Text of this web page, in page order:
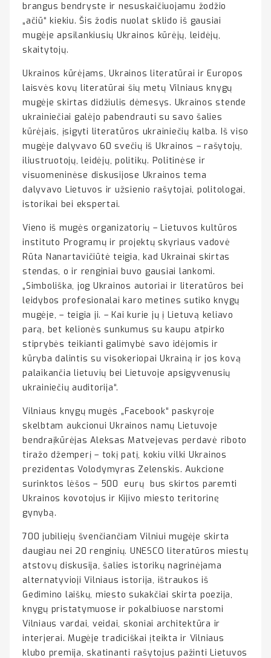
brangus bendryste ir nesuskaičiuojamu žodžio
„ačiū“ kiekiu. Šis žodis nuolat sklido iš gausiai
mugėje apsilankiusių Ukrainos kūrėjų, leidėjų,
skaitytojų.
Ukrainos kūrėjams, Ukrainos literatūrai ir Europos
laisvės kovų literatūrai šių metų Vilniaus knygų
mugėje skirtas didžiulis dėmesys. Ukrainos stende
ukrainiečiai galėjo pabendrauti su savo šalies
kūrėjais, įsigyti literatūros ukrainiečių kalba. Iš viso
mugėje dalyvavo 60 svečių iš Ukrainos – rašytojų,
iliustruotojų, leidėjų, politikų. Politinėse ir
visuomeninėse diskusijose Ukrainos tema
dalyvavo Lietuvos ir užsienio rašytojai, politologai,
istorikai bei ekspertai.
Vieno iš mugės organizatorių – Lietuvos kultūros
instituto Programų ir projektų skyriaus vadovė
Rūta Nanartavičiūtė teigia, kad Ukrainai skirtas
stendas, o ir renginiai buvo gausiai lankomi.
„Simboliška, jog Ukrainos autoriai ir literatūros bei
leidybos profesionalai karo metines sutiko knygų
mugėje, – teigia ji. – Kai kurie jų į Lietuvą keliavo
parą, bet kelionės sunkumus su kaupu atpirko
stiprybės teikianti galimybė savo idėjomis ir
kūryba dalintis su visokeriopai Ukrainą ir jos kovą
palaikančia lietuvių bei Lietuvoje apsigyvenusių
ukrainiečių auditorija“.
Vilniaus knygų mugės „Facebook“ paskyroje
skelbtam aukcionui Ukrainos namų Lietuvoje
bendraįkūrėjas Aleksas Matvejevas perdavė riboto
tiražo džemperį – tokį patį, kokiu vilki Ukrainos
prezidentas Volodymyras Zelenskis. Aukcione
surinktos lėšos – 500 eurų bus skirtos paremti
Ukrainos kovotojus ir Kijivo miesto teritorinę
gynybą.
700 jubiliejų švenčiančiam Vilniui mugėje skirta
daugiau nei 20 renginių. UNESCO literatūros miestų
atstovų diskusija, šalies istorikų nagrinėjama
alternatyvioji Vilniaus istorija, ištraukos iš
Gedimino laiškų, miesto sukakčiai skirta poezija,
knygų pristatymuose ir pokalbiuose narstomi
Vilniaus vardai, veidai, skoniai architektūra ir
interjerai. Mugėje tradiciškai įteikta ir Vilniaus
klubo premija, skatinanti rašytojus pažinti Lietuvos